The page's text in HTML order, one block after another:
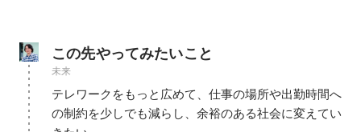
この先やってみたいこと
未来
テレワークをもっと広めて、仕事の場所や出勤時間へ
の制約を少しでも減らし、余裕のある社会に変えてい